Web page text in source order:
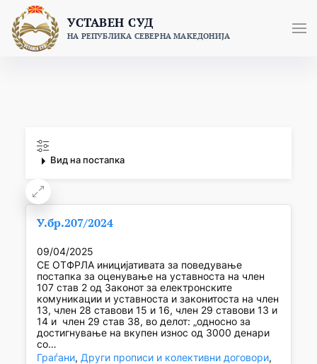
content
УСТАВЕН СУД
НА РЕПУБЛИКА СЕВЕРНА МАКЕДОНИЈА
Вид на постапка
У.бр.207/2024
09/04/2025
СЕ ОТФРЛА иницијативата за поведување
постапка за оценување на уставноста на член
107 став 2 од Законот за електронските
комуникации и уставноста и законитоста на член
13, член 28 ставови 15 и 16, член 29 ставови 13 и
14 и член 29 став 38, во делот: „односно за
достигнување на вкупен износ од 3000 денари
со…
Граѓани, Други прописи и колективни договори